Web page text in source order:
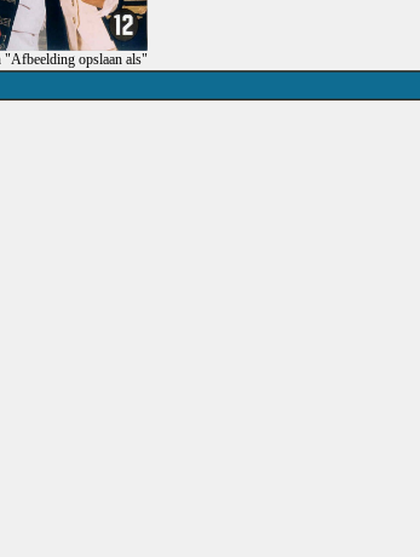
"Afbeelding opslaan als"